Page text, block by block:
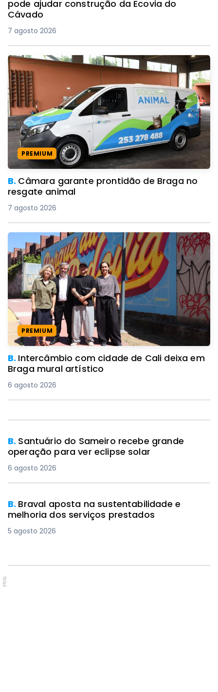
pode ajudar construção da Ecovia do
Cávado
7 agosto 2026
PREMIUM
B. Câmara garante prontidão de Braga no
resgate animal
7 agosto 2026
PREMIUM
B. Intercâmbio com cidade de Cali deixa em
Braga mural artístico
6 agosto 2026
B. Santuário do Sameiro recebe grande
operação para ver eclipse solar
6 agosto 2026
B. Braval aposta na sustentabilidade e
melhoria dos serviços prestados
5 agosto 2026
PUB.